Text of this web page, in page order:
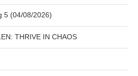
5 (04/08/2026)
THRIVE IN CHAOS